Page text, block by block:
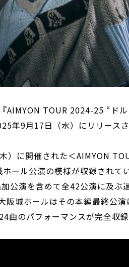
AIMYON TOUR 2024-25 “ド
年9月17日（水）にリリースさ
）に開催された＜AIMYON
ール公演の模様が収録されて
公演を含めて全42公演に及ぶ
阪城ホールはその本編最終公
曲のパフォーマンスが完全収録